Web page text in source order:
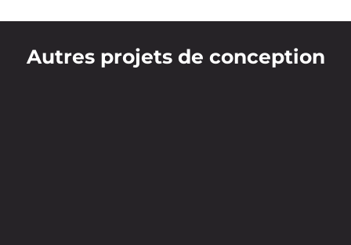
Autres projets de conception